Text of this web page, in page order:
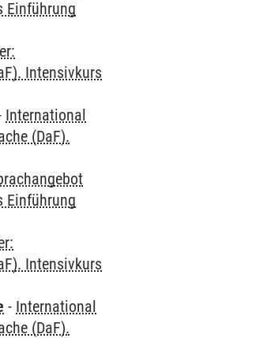
Einführung
Intensivkurs
International
(DaF).
Einführung
Intensivkurs
- International
(DaF).